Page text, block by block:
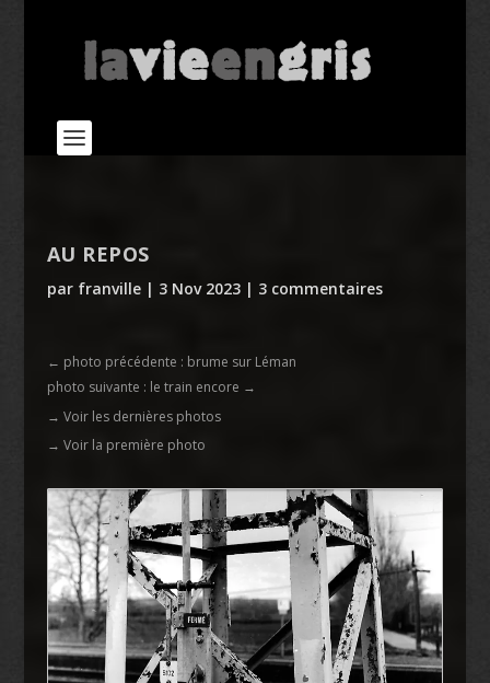
AU REPOS
par franville| 3 Nov 2023| 3 commentaires
← photo précédente : brume sur Léman
photo suivante : le train encore →
→ Voir les dernières photos
→ Voir la première photo